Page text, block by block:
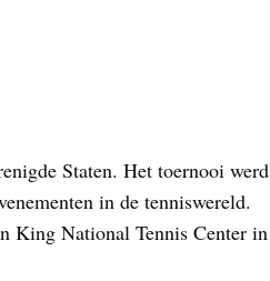
Staten. Het toernooi werd
in de tenniswereld.
King National Tennis Center in